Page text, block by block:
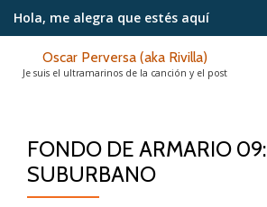
contenido
Hola, me alegra que estés aquí
Oscar Perversa (aka Rivilla)
Je suis el ultramarinos de la canción y el post
FONDO DE ARMARIO 09:
SUBURBANO